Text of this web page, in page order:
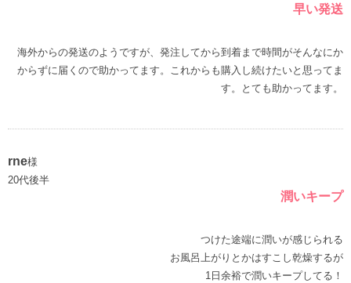
早い発送
海外からの発送のようですが、発注してから到着まで時間がそんなにか
からずに届くので助かってます。これからも購入し続けたいと思ってま
rne様
20代後半
潤いキープ
つけた途端に潤いが感じられる
お風呂上がりとかはすこし乾燥するが
1日余裕で潤いキープしてる！